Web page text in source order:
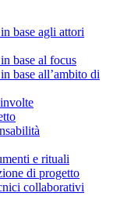
base agli attori
base al focus
base all’ambito di
e rituali
di progetto
collaborativi